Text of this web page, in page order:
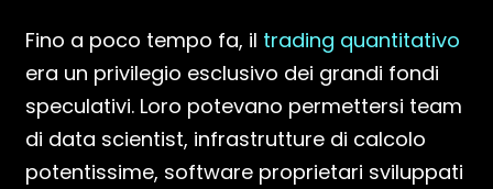
Fino a poco tempo fa, il trading quantitativo
era un privilegio esclusivo dei grandi fondi
speculativi. Loro potevano permettersi team
di data scientist, infrastrutture di calcolo
potentissime, software proprietari sviluppati